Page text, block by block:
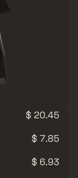
$ 20.45
$ 7.85
$ 6.93